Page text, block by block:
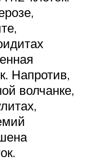
Напротив,
волчанке,